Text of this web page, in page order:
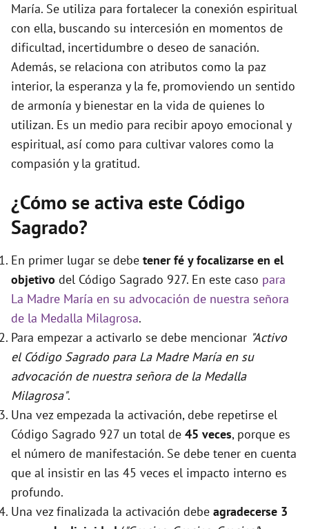
María. Se utiliza para fortalecer la conexión espiritual
con ella, buscando su intercesión en momentos de
dificultad, incertidumbre o deseo de sanación.
Además, se relaciona con atributos como la paz
interior, la esperanza y la fe, promoviendo un sentido
de armonía y bienestar en la vida de quienes lo
utilizan. Es un medio para recibir apoyo emocional y
espiritual, así como para cultivar valores como la
compasión y la gratitud.
¿Cómo se activa este Código
Sagrado?
En primer lugar se debe tener fé y focalizarse en el
objetivo del Código Sagrado 927. En este caso para
La Madre María en su advocación de nuestra señora
de la Medalla Milagrosa.
Para empezar a activarlo se debe mencionar "Activo
el Código Sagrado para La Madre María en su
advocación de nuestra señora de la Medalla
Milagrosa".
Una vez empezada la activación, debe repetirse el
Código Sagrado 927 un total de 45 veces, porque es
el número de manifestación. Se debe tener en cuenta
que al insistir en las 45 veces el impacto interno es
profundo.
Una vez finalizada la activación debe agradecerse 3